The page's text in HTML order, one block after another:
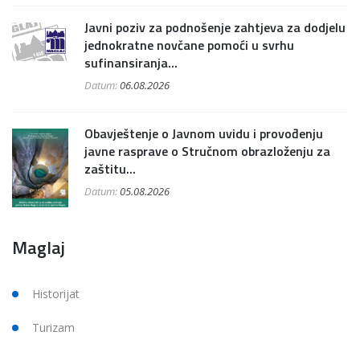
Javni poziv za podnošenje zahtjeva za dodjelu
jednokratne novčane pomoći u svrhu
sufinansiranja...
Datum:06.08.2026
Obavještenje o Javnom uvidu i provođenju
javne rasprave o Stručnom obrazloženju za
zaštitu...
Datum:05.08.2026
Maglaj
Historijat
Turizam